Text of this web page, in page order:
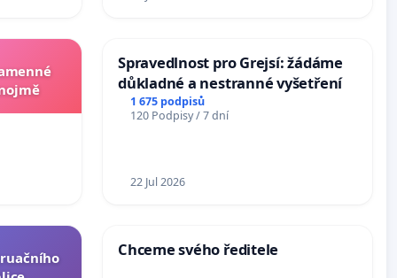
Spravedlnost pro Grejsí: žádáme
důkladné a nestranné vyšetření
1 675 podpisů
120 Podpisy / 7 dní
22 Jul 2026
Chceme svého ředitele